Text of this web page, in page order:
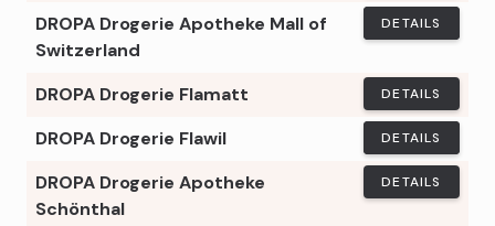
DROPA Drogerie Apotheke Mall of
Switzerland
DETAILS
DROPA Drogerie Flamatt DETAILS
DROPA Drogerie Flawil DETAILS
DROPA Drogerie Apotheke
Schönthal
DETAILS